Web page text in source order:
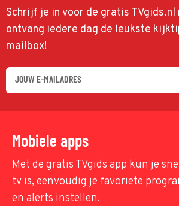
Schrijf je in voor de gratis
ontvang iedere dag de leukste
mailbox!
Mobiele apps
Met de gratis TVgids app kun je
tv is, eenvoudig je favoriete
en alerts instellen.